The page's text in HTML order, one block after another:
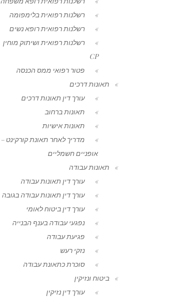
רשלנות רפואית בלימפומה
רשלנות רפואית רופא נשים
רשלנות רפואית ושיתוק מוחין
CP
פטור רפואי ממס הכנסה
תאונות דרכים
עורך דין תאונות דרכים
תאונות ברחוב
תאונות אישיות
מדריך לאחר תאונת קורקינט –
אופניים חשמליים
תאונות עבודה
עורך דין תאונות עבודה
עורך דין תאונות עבודה בגובה
עורך דין ביטוח לאומי
נפגעי עבודה בענף הבנייה
פגיעת עבודה
נזקי רעש
סוכרת כתאונת עבודה
ביטוח ונזיקין
עורך דין נזיקין